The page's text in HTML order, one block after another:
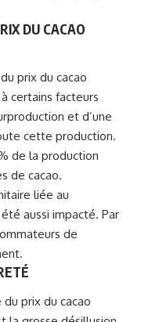
DU CACAO
prix du cacao
certains facteurs
et d’une
cette production.
de la production
de cacao.
liée au
aussi impacté. Par
de
du prix du cacao